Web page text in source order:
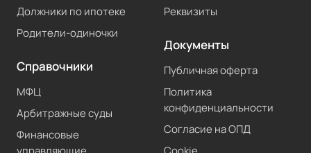
Должники по ипотеке
Родители-одиночки
Справочники
МФЦ
Арбитражные суды
Финансовые
Реквизиты
Документы
Публичная оферта
Политика
конфиденциальности
Согласие на ОПД